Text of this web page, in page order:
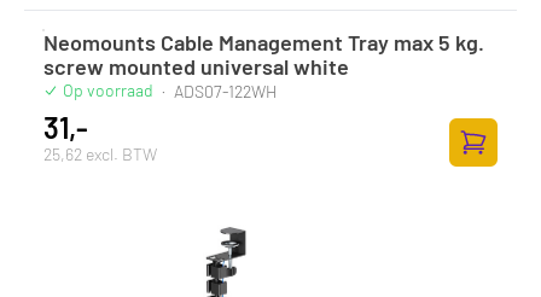
Neomounts Cable Management Tray max 5 kg.
screw mounted universal white
Op voorraad · ADS07-122WH
31,-
25,62 excl. BTW